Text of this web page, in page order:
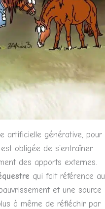
artificielle générative, pour
obligée de s’entraîner
des apports externes.
qui fait référence au
et une source
à même de réfléchir par